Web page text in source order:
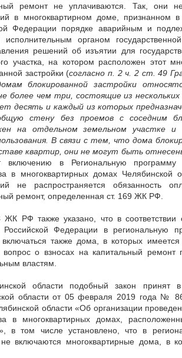
ремонт не уплачиваются. Так, они
в многоквартирном доме, признанном в
Федерации порядке аварийным и
исполнительным органом
решений об изъятии для
участка, на котором расположен этот
застройки (согласно п. 2 ч. 2 ст. 49
блокированной застройки
более чем три, состоящие из
десять и каждый из которых
стену без проемов с соседним
на отдельном земельном участке
В связи с тем, что дома
квартир, они не могут быть
включению в Региональную программу
в многоквартирных домах Челябинской
не распространяется обязанность
ремонт, определенная ст. 169 ЖК РФ.
ЖК РФ также указано, что в
Российской Федерации в региональную
включаться также дома, в которых
вопрос о взносах на капитальный
властям.
области подобный закон принят
области от 05 февраля 2019 года №
области «Об организации
в многоквартирных домах,
в том числе установлено, что в
включаются многоквартирные дома, в